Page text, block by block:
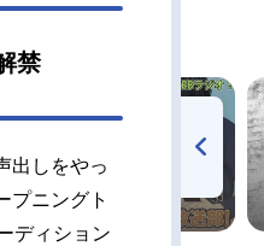
禁
出しをやっ
プニングト
ディション
ハイキュー!! 烏野高校放送部!